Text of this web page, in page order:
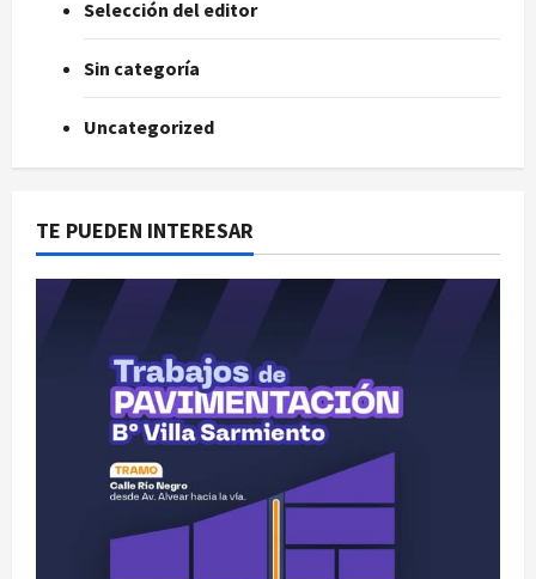
Selección del editor
Sin categoría
Uncategorized
TE PUEDEN INTERESAR